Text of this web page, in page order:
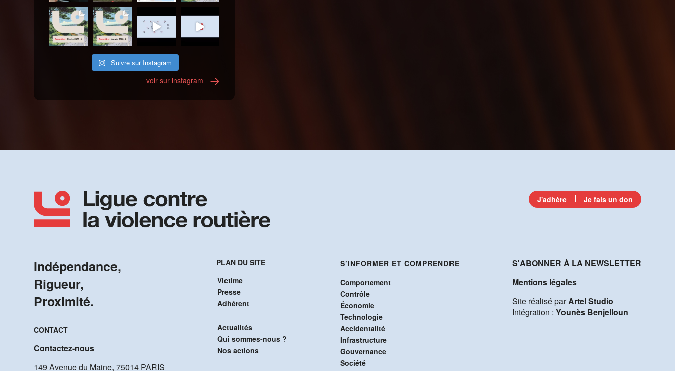
Suivre sur Instagram
voir sur instagram
J'adhère Je fais un don
Indépendance,
Rigueur,
Proximité.
CONTACT
Contactez-nous
149 Avenue du Maine, 75014 PARIS
PLAN DU SITE
Victime
Presse
Adhérent
Actualités
Qui sommes-nous ?
Nos actions
S’INFORMER ET COMPRENDRE
Comportement
Contrôle
Économie
Technologie
Accidentalité
Infrastructure
Gouvernance
Société
S'ABONNER À LA NEWSLETTER
Mentions légales
Site réalisé parArtel Studio
Intégration : Younès Benjelloun